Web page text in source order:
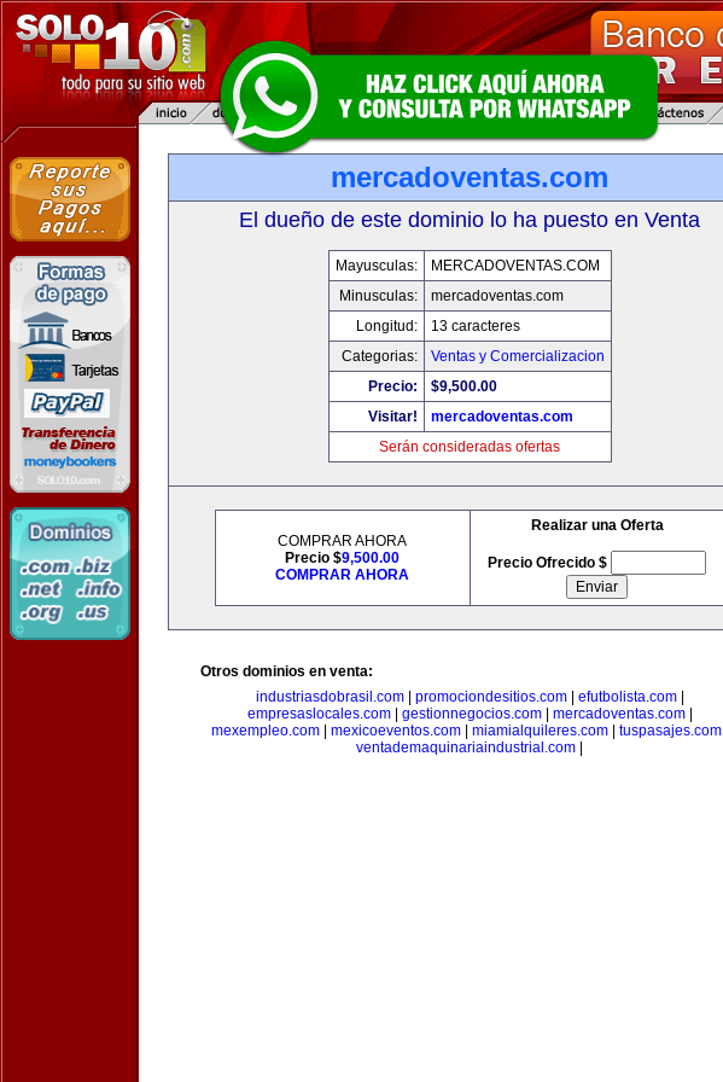
mercadoventas.com
El dueño de este dominio lo ha puesto en Venta
Mayusculas:
MERCADOVENTAS.COM
Minusculas:
mercadoventas.com
Longitud:
13 caracteres
Categorias:
Ventas y Comercializacion
Precio:
$9,500.00
Visitar!
mercadoventas.com
Serán consideradas ofertas
COMPRAR AHORA
Precio $9,500.00
COMPRAR AHORA
Realizar una Oferta
Precio Ofrecido $
Otros dominios en venta:
industriasdobrasil.com| promociondesitios.com| efutbolista.com|
empresaslocales.com| gestionnegocios.com| mercadoventas.com|
mexempleo.com| mexicoeventos.com| miamialquileres.com| tuspasajes.com|
ventademaquinariaindustrial.com